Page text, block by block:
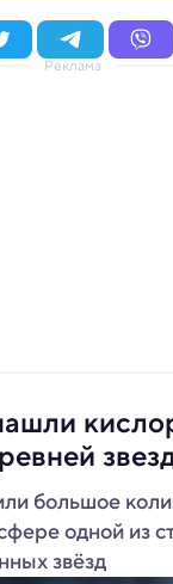
Реклама
большое
одной из
звёзд